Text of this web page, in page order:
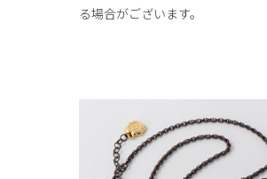
る場合がございます。